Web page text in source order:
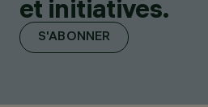
et initiatives.
S'ABONNER